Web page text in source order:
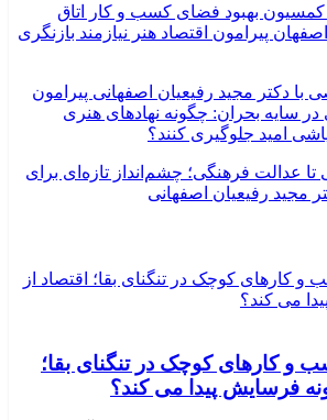
بهبود فضای کسب و کار اتاق
پیرامون اقتصاد هنر نیازمند بازنگری
با دکتر مجید رفیعیان اصفهانی پیرامون
سایه بحران: چگونه نهادهای هنری
امید جلوگیری کنند؟
تا عدالت فرهنگی؛ چشم‌انداز تازه‌ای برای
مجید رفیعیان اصفهانی
و کارهای کوچک در تنگنای بقا؛
فرسایش پیدا می کند؟